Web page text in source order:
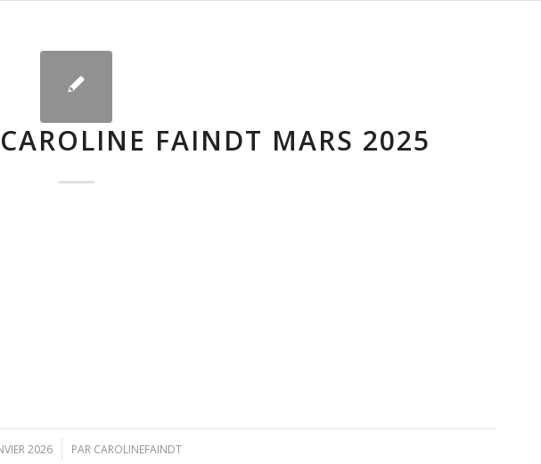
FAINDT MARS 2025
2026
/ PAR CAROLINEFAINDT